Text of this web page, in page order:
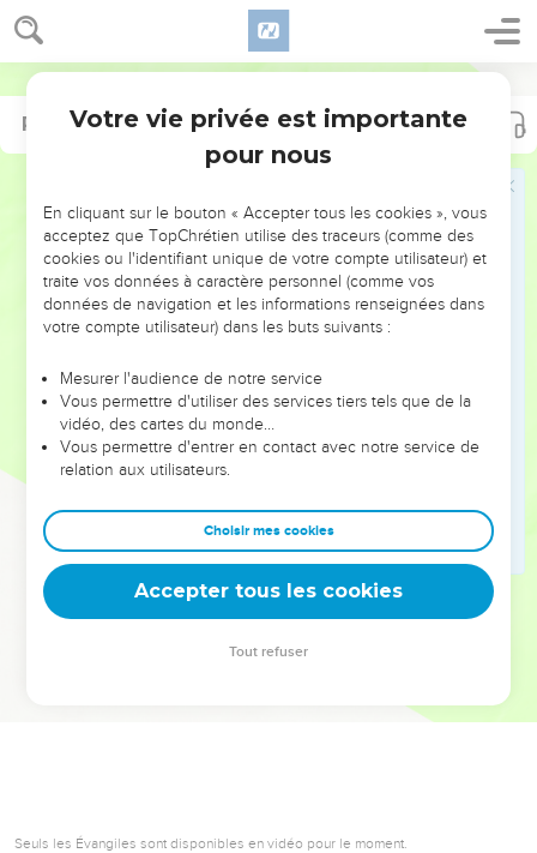
NE MANQUEZ PAS L’ÉVÉNEMENT
DE L’ANNÉE !
ET SI LEURS ERREURS POUVAIENT VOUS ÉVITER LES
VOTRES ?
leur foi ou leur vision. Mais on voit moins les doutes, les erreurs
et les saisons difficiles qu'ils ont traversés, alors même que ce
sont elles qui les ont façonnés.
Dans cette conférence, leaders, entrepreneurs, et responsables
clés pour avancer avec plus de sagesse afin que leurs erreurs
deviennent vos tremplins. Que vous guidiez un ministère, une
équipe, un groupe ou une famille, leur expérience est faite
Psaumes 10
Seuls les Évangiles sont disponibles en vidéo pour le moment.
Psaumes 22
Votre vie privée est importante
pour nous
En cliquant sur le bouton « Accepter tous les cookies », vous
acceptez que TopChrétien utilise des traceurs (comme des
cookies ou l'identifiant unique de votre compte utilisateur) et
traite vos données à caractère personnel (comme vos
données de navigation et les informations renseignées dans
votre compte utilisateur) dans les buts suivants :
Mesurer l'audience de notre service
Vous permettre d'utiliser des services tiers tels que de la
vidéo, des cartes du monde…
Vous permettre d'entrer en contact avec notre service de
relation aux utilisateurs.
Choisir mes cookies
Accepter tous les cookies
Tout refuser